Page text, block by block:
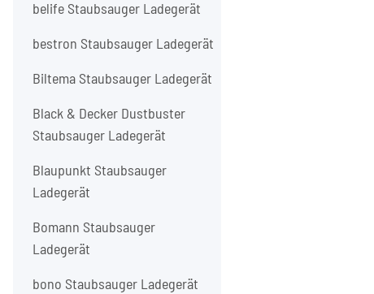
belife Staubsauger Ladegerät
bestron Staubsauger Ladegerät
Biltema Staubsauger Ladegerät
Black & Decker Dustbuster
Staubsauger Ladegerät
Blaupunkt Staubsauger
Ladegerät
Bomann Staubsauger
Ladegerät
bono Staubsauger Ladegerät